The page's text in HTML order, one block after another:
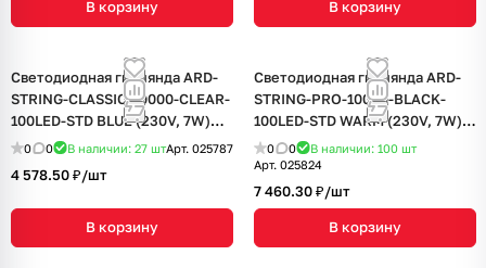
В корзину В корзину
Светодиодная гирлянда ARD-
STRING-CLASSIC-10000-CLEAR-
100LED-STD BLUE (230V, 7W)
(Ardecoled, IP65, 1 год)
0 0 В наличии: 27 штАрт. 025787
4 578.50 ₽/шт
В корзину
Светодиодная гирлянда ARD-
STRING-PRO-10000-BLACK-
100LED-STD WARM (230V, 7W)
(Ardecoled, IP65, 2 года)
0 0 В наличии: 100 шт
Арт. 025824
7 460.30 ₽/шт
В корзину